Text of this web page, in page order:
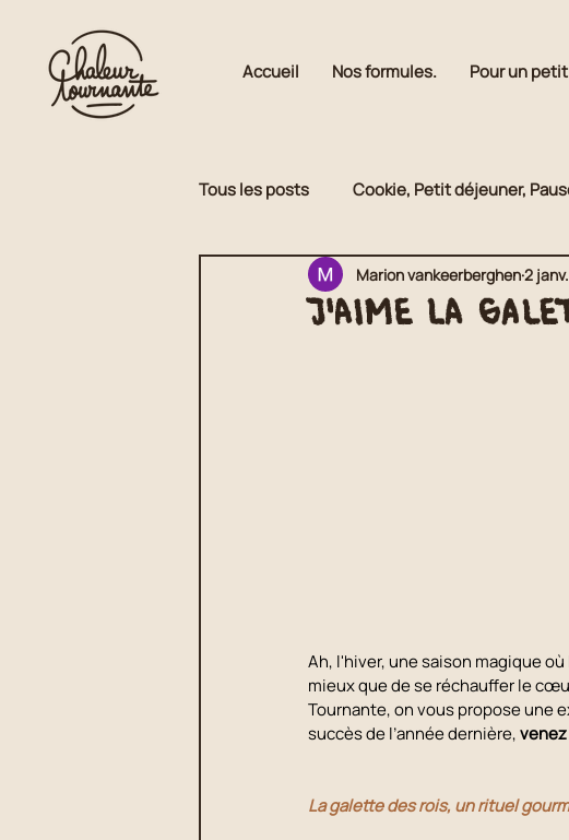
Accueil Nos formules. Pour un
Tous les posts Cookie, Petit déjeuner,
Petit déjeuner Pauses sucrées
J'aime la
Marion vankeerberghen2
Ah, l'hiver, une saison magique
mieux que de se réchauffer le
Tournante, on vous propose une
succès de l’année dernière,
La galette des rois, un rituel